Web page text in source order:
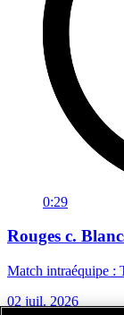
0:29
Rouges c.
Match intraéquipe :
02 juil. 2026